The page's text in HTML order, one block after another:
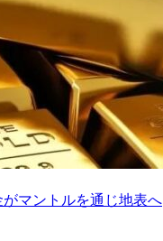
マントルを通じ地表へ